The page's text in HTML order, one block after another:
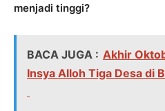
menjadi tinggi?
BACA JUGA : Akhir
Insya Alloh Tiga Desa di